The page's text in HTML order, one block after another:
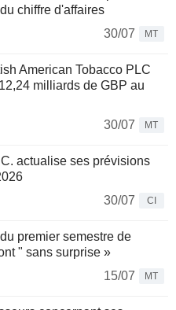
chiffre d'affaires
30/07
MT
American Tobacco PLC
milliards de GBP au
30/07
MT
actualise ses prévisions
30/07
CI
premier semestre de
" sans surprise »
15/07
MT